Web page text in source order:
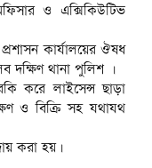
ও এক্সিকিউটিভ
কার্যালয়ের ঔষধ
দক্ষিণ থানা পুলিশ ।
করে লাইসেন্স ছাড়া
ও বিক্রি সহ যথাযথ
করা হয়।